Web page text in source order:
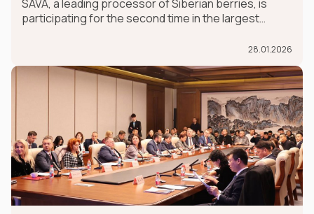
SAVA, a leading processor of Siberian berries, is
participating for the second time in the largest
the MADE IN RUSSIA exhibit, which is taking place in
Dubai from January 26-30.
28.01.2026